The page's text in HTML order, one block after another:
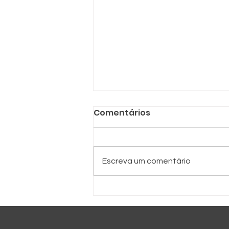
SRB e SPC
Comentários
Escreva um comentário